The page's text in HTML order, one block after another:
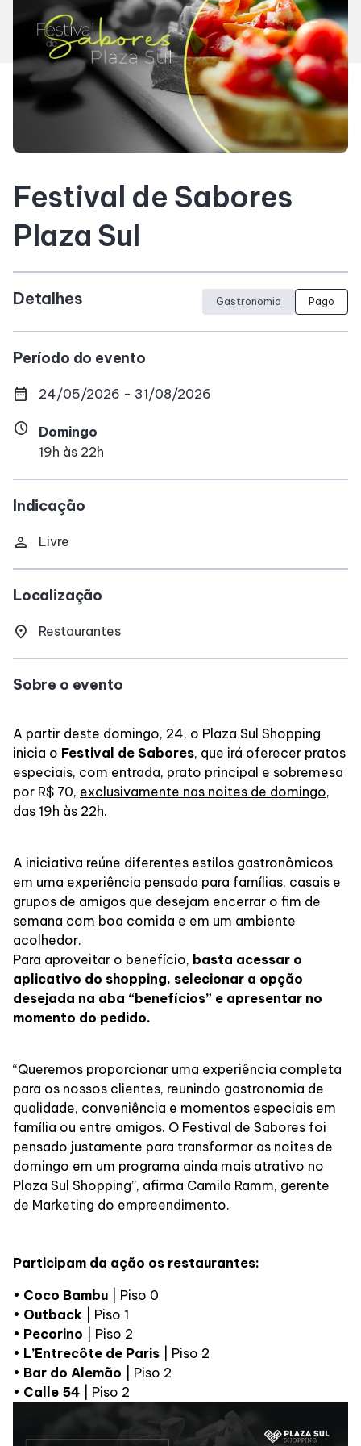
Horários
Entretenimento
Cinema
Fique por Dentro
Lojas e Restaurantes
Alimentação
Delivery de Alimentação
Festival de Sabores
Plaza Sul
Detalhes Gastronomia Pago
Período do evento
date_range 24/05/2026 - 31/08/2026
schedule
Domingo
19h às 22h
Indicação
person Livre
Localização
location_on Restaurantes
Sobre o evento
A partir deste domingo, 24, o Plaza Sul Shopping
inicia o Festival de Sabores, que irá oferecer pratos
especiais, com entrada, prato principal e sobremesa
por R$ 70, exclusivamente nas noites de domingo,
das 19h às 22h.
A iniciativa reúne diferentes estilos gastronômicos
em uma experiência pensada para famílias, casais e
grupos de amigos que desejam encerrar o fim de
semana com boa comida e em um ambiente
acolhedor.
Para aproveitar o benefício, basta acessar o
aplicativo do shopping, selecionar a opção
desejada na aba “benefícios” e apresentar no
momento do pedido.
“Queremos proporcionar uma experiência completa
para os nossos clientes, reunindo gastronomia de
qualidade, conveniência e momentos especiais em
família ou entre amigos. O Festival de Sabores foi
pensado justamente para transformar as noites de
domingo em um programa ainda mais atrativo no
Plaza Sul Shopping”, afirma Camila Ramm, gerente
de Marketing do empreendimento.
Participam da ação os restaurantes:
• Coco Bambu | Piso 0
• Outback | Piso 1
• Pecorino | Piso 2
• L’Entrecôte de Paris | Piso 2
• Bar do Alemão | Piso 2
• Calle 54 | Piso 2